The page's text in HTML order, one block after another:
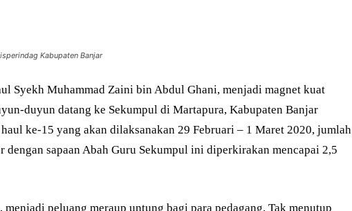
Kabupaten Banjar
Syekh Muhammad Zaini bin Abdul Ghani, menjadi magnet kuat
duyun datang ke Sekumpul di Martapura, Kabupaten Banjar
ke-15 yang akan dilaksanakan 29 Februari – 1 Maret 2020, jumlah
dengan sapaan Abah Guru Sekumpul ini diperkirakan mencapai 2,5
menjadi peluang meraup untung bagi para pedagang. Tak menutup